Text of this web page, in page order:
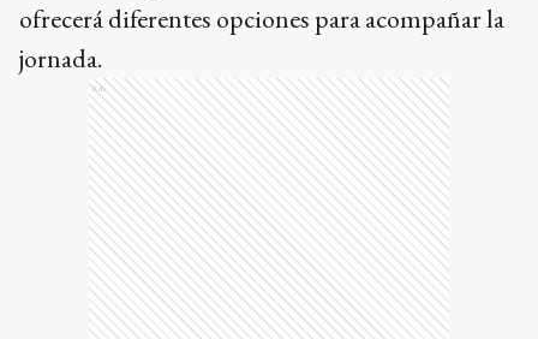
ofrecerá diferentes opciones para acompañar la
jornada.
Ads